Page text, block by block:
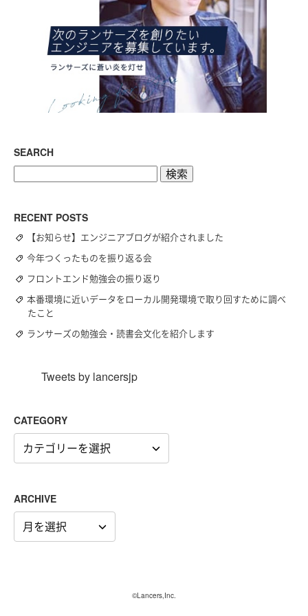
SEARCH
RECENT POSTS
【お知らせ】エンジニアブログが紹介されました
今年つくったものを振り返る会
フロントエンド勉強会の振り返り
本番環境に近いデータをローカル開発環境で取り回すために調べ
たこと
ランサーズの勉強会・読書会文化を紹介します
Tweets by lancersjp
CATEGORY
CATEGORY
ARCHIVE
ARCHIVE
©Lancers,Inc.